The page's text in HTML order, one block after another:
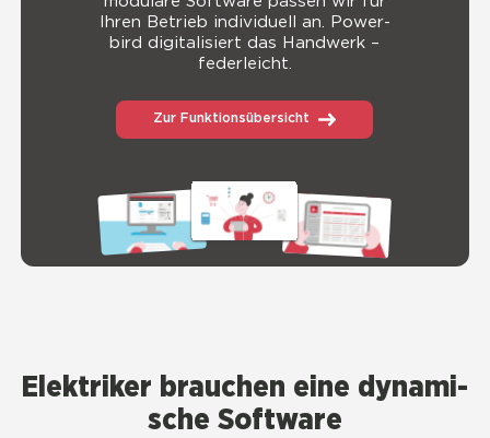
Ihren Betrieb indi­vi­du­ell an. Power­
bird digi­ta­li­siert das Hand­werk –
feder­leicht.
Zur Funktionsübersicht
Elek­tri­ker brau­chen eine dyna­mi­
sche Soft­ware